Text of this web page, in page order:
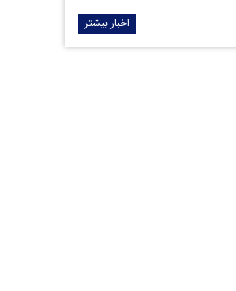
اخبار بیشتر